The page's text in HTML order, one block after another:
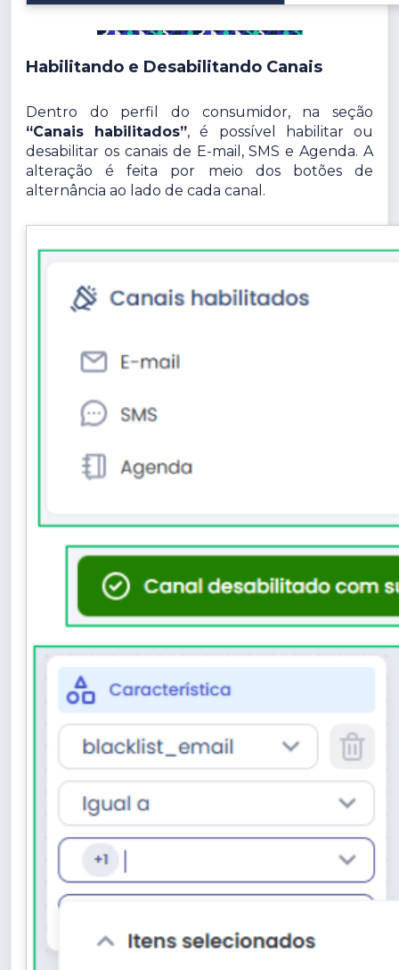
Habilitando e Desabilitando Canais
Dentro do perfil do consumidor, na seção
“Canais habilitados”, é possível habilitar ou
desabilitar os canais de E-mail, SMS e Agenda. A
alteração é feita por meio dos botões de
alternância ao lado de cada canal.